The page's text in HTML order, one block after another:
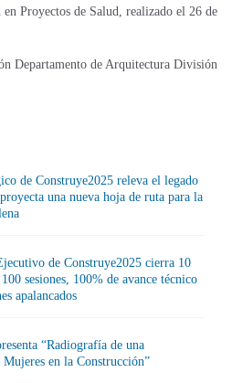
Proyectos de Salud, realizado el 26 de
Departamento de Arquitectura División
de Construye2025 releva el legado
una nueva hoja de ruta para la
de Construye2025 cierra 10
sesiones, 100% de avance técnico
apalancados
“Radiografía de una
en la Construcción”